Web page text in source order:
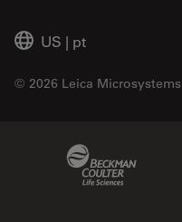
US | pt
© 2026 Leica Microsystems